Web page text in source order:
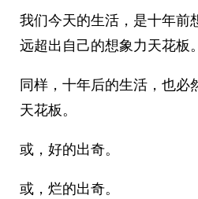
我们今天的生活，是十年前
远超出自己的想象力天花板。
同样，十年后的生活，也必
天花板。
或，好的出奇。
或，烂的出奇。